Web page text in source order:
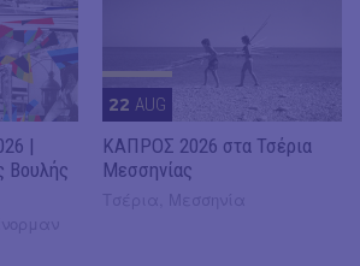
|
Βουλής
22 AUG
ΚΑΠΡΟΣ 2026 στα Τσέρια
Μεσσηνίας